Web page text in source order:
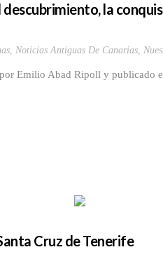
la
, Noticias Antiguas De Canarias,
Emilio Abad Ripoll y publicado
Cruz de Tenerife